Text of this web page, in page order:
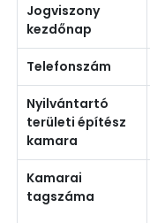
Jogviszony
kezdőnap
Telefonszám
Nyilvántartó
területi építész
kamara
Kamarai
tagszáma